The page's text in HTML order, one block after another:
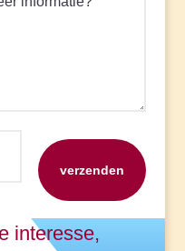
verzenden
interesse,